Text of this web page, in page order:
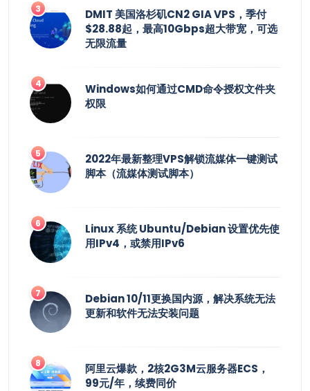
DMIT 美国洛杉矶CN2 GIA VPS，季付
$28.88起，最高10Gbps超大带宽，可选
无限流量
Windows如何通过CMD命令授权文件夹
权限
2022年最新整理VPS解锁流媒体一键测试
脚本（流媒体测试脚本）
Linux 系统 Ubuntu/Debian 设置优先使
用IPv4，或禁用IPv6
Debian 10/11更换国内源，解决系统无法
更新和软件无法安装问题
阿里云爆款，2核2G3M云服务器ECS，
99元/年，续费同价